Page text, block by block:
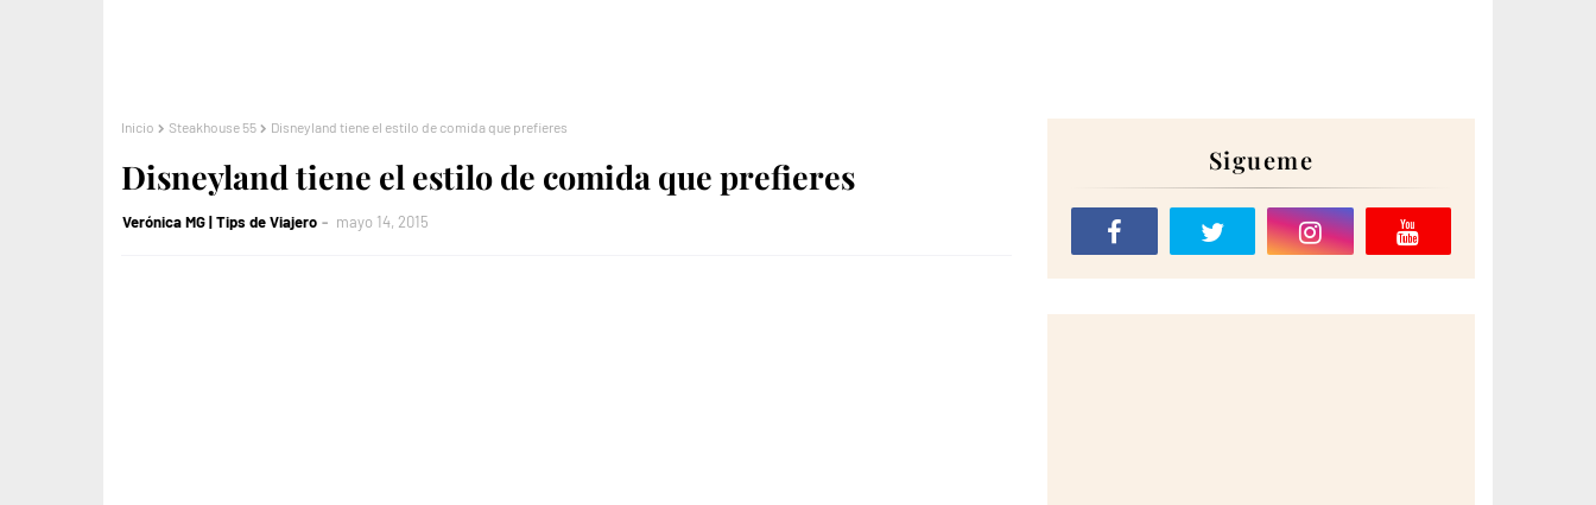
Inicio Steakhouse 55 Disneyland tiene el estilo de comida que prefieres
Disneyland tiene el estilo de comida que prefieres
Verónica MG | Tips de Viajero mayo 14, 2015
Sigueme